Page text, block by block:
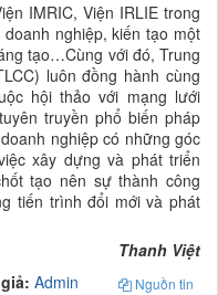
IMRIC, Viện IRLIE trong
nghiệp, kiến tạo một
tạo…Cùng với đó, Trung
luôn đồng hành cùng
hội thảo với mạng lưới
truyền phổ biến pháp
nghiệp có những góc
xây dựng và phát triển
tạo nên sự thành công
tiến trình đổi mới và phát
Thanh Việt
Admin Nguồn tin